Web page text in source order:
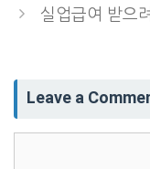
실업급여 받으
Leave a